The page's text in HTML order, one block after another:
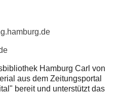
Hamburg Carl von
aus dem Zeitungsportal
bereit und unterstützt das